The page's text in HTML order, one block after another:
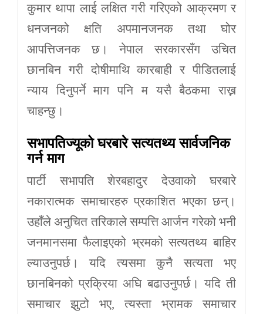
कुमार थापा लाई लक्षित गरी गरिएको आक्रमण र
धनजनको क्षति अपमानजनक तथा घोर
आपत्तिजनक छ। नेपाल सरकारसँग उचित
छानबिन गरी दोषीमाथि कारबाही र पीडितलाई
न्याय दिनुपर्ने माग पनि म यसै बैठकमा राख्न
चाहन्छु।
सभापतिज्यूको घरबारे सत्यतथ्य सार्वजनिक
गर्न माग
पार्टी सभापति शेरबहादुर देउवाको घरबारे
नकारात्मक समाचारहरु प्रकाशित भएका छन्।
उहाँले अनुचित तरिकाले सम्पत्ति आर्जन गरेको भनी
जनमानसमा फैलाइएको भ्रमको सत्यतथ्य बाहिर
ल्याउनुपर्छ। यदि त्यसमा कुनै सत्यता भए
छानबिनको प्रक्रिया अघि बढाउनुपर्छ। यदि ती
समाचार झुटो भए, त्यस्ता भ्रामक समाचार